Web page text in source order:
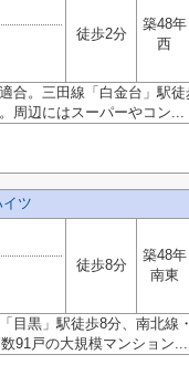
徒歩2分
築48年
西
合。三田線「白金台」駅
周辺にはスーパーやコン...
ツ
徒歩8分
築48年
南東
目黒」駅徒歩8分、南北線
91戸の大規模マンション...